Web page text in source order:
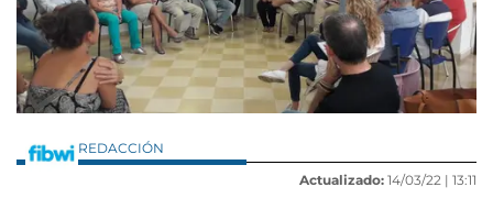
REDACCIÓN
Actualizado: 14/03/22 | 13:11